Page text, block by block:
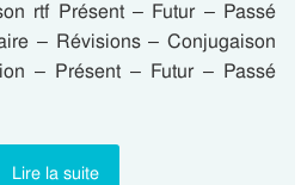
rtf Présent – Futur – Passé
– Révisions – Conjugaison
– Présent – Futur – Passé
Lire la suite